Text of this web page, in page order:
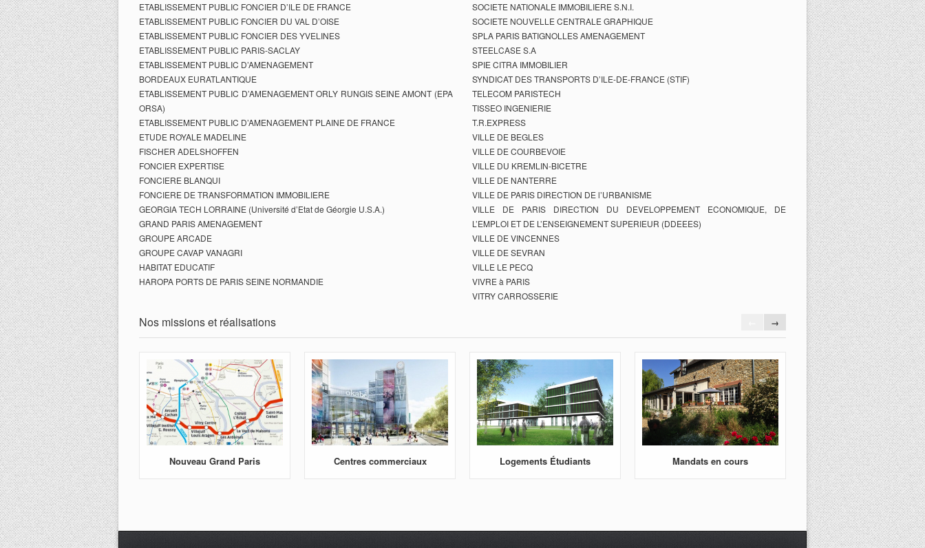
ETABLISSEMENT PUBLIC FONCIER D’ILE DE FRANCE
ETABLISSEMENT PUBLIC FONCIER DU VAL D’OISE
ETABLISSEMENT PUBLIC FONCIER DES YVELINES
ETABLISSEMENT PUBLIC PARIS-SACLAY
ETABLISSEMENT PUBLIC D’AMENAGEMENT
BORDEAUX EURATLANTIQUE
ETABLISSEMENT PUBLIC D’AMENAGEMENT ORLY RUNGIS SEINE AMONT (EPA
ORSA)
ETABLISSEMENT PUBLIC D’AMENAGEMENT PLAINE DE FRANCE
ETUDE ROYALE MADELINE
FISCHER ADELSHOFFEN
FONCIER EXPERTISE
FONCIERE BLANQUI
FONCIERE DE TRANSFORMATION IMMOBILIERE
GEORGIA TECH LORRAINE (Université d’Etat de Géorgie U.S.A.)
GRAND PARIS AMENAGEMENT
GROUPE ARCADE
GROUPE CAVAP VANAGRI
HABITAT EDUCATIF
HAROPA PORTS DE PARIS SEINE NORMANDIE
SOCIETE NATIONALE IMMOBILIERE S.N.I.
SOCIETE NOUVELLE CENTRALE GRAPHIQUE
SPLA PARIS BATIGNOLLES AMENAGEMENT
STEELCASE S.A
SPIE CITRA IMMOBILIER
SYNDICAT DES TRANSPORTS D’ILE-DE-FRANCE (STIF)
TELECOM PARISTECH
TISSEO INGENIERIE
T.R.EXPRESS
VILLE DE BEGLES
VILLE DE COURBEVOIE
VILLE DU KREMLIN-BICETRE
VILLE DE NANTERRE
VILLE DE PARIS DIRECTION DE l’URBANISME
VILLE DE PARIS DIRECTION DU DEVELOPPEMENT ECONOMIQUE, DE
L’EMPLOI ET DE L’ENSEIGNEMENT SUPERIEUR (DDEEES)
VILLE DE VINCENNES
VILLE DE SEVRAN
VILLE LE PECQ
VIVRE à PARIS
VITRY CARROSSERIE
→
Nos missions et réalisations
Nouveau Grand Paris Centres commerciaux Logements Étudiants Mandats en cours